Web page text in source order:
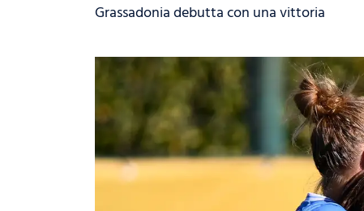
Grassadonia debutta con una vittoria